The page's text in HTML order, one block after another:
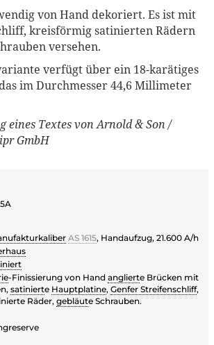
von Hand dekoriert. Es ist mit
kreisförmig satinierten Rädern
versehen.
verfügt über ein 18-karätiges
im Durchmesser 44,6 Millimeter
eines Textes von Arnold & Son /
GmbH
AS 1615, Handaufzug, 21.600 A/h
-Finissierung von Hand anglierte Brücken mit
satinierte Hauptplatine, Genfer Streifenschliff,
Räder, gebläute Schrauben.